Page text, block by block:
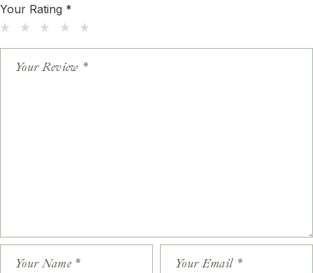
Your Rating *